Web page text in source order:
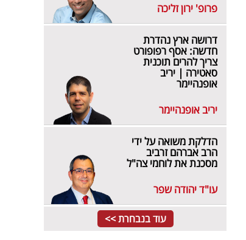
פרופ' ירון זליכה
דרושה ארץ נהדרת
חדשה: אסף רפופורט
צריך להרים תוכנית
סאטירה | יריב
אופנהיימר
יריב אופנהיימר
הדלקת משואה על ידי
הרב אברהם זרביב
מסכנת את לוחמי צה"ל
עו"ד יהודה שפר
עוד בנבחרת >>